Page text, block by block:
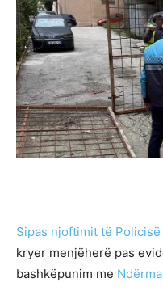
Sipas njoftimit të Policisë
kryer menjëherë pas
bashkëpunim me